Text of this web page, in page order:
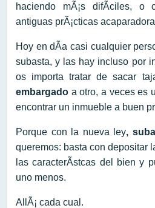
haciendo mÃ¡s difÃ­ciles, o
antiguas prÃ¡cticas
Hoy en dÃ­a casi cualquier
subasta, y las hay incluso por
os importa tratar de sacar
embargado a otro, a veces es
encontrar un inmueble a buen
Porque con la nueva ley,
queremos: basta con depositar
las caracterÃ­stcas del bien y
uno menos.
AllÃ¡ cada cual.